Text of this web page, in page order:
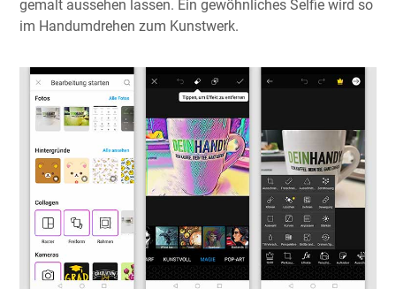
gemalt aussehen lassen. Ein gewöhnliches Selfie wird so
im Handumdrehen zum Kunstwerk.